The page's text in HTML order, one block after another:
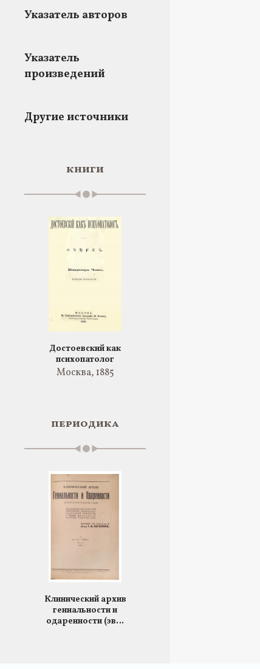
Указатель авторов
Указатель
произведений
Другие источники
книги
Достоевский как
психопатолог
Москва, 1885
периодика
Клинический архив
гениальности и
одаренности (эв…